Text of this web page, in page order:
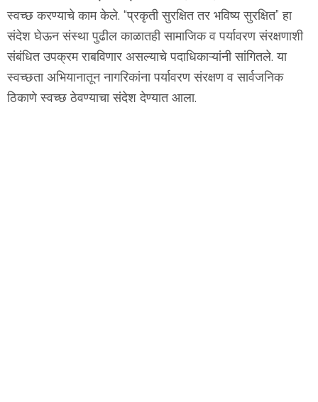
स्वच्छ करण्याचे काम केले. “प्रकृती सुरक्षित तर भविष्य सुरक्षित” हा
संदेश घेऊन संस्था पुढील काळातही सामाजिक व पर्यावरण संरक्षणाशी
संबंधित उपक्रम राबविणार असल्याचे पदाधिकाऱ्यांनी सांगितले. या
स्वच्छता अभियानातून नागरिकांना पर्यावरण संरक्षण व सार्वजनिक
ठिकाणे स्वच्छ ठेवण्याचा संदेश देण्यात आला.